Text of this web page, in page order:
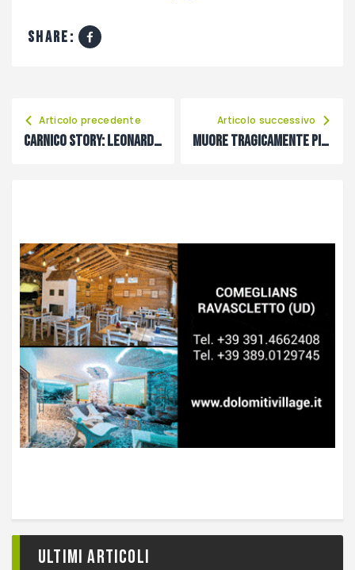
share:
Articolo precedente
Carnico Story: Leonardo Screm
Articolo successivo
Muore tragicamente Pietro Ghidina, guerriero dell’Audax
Ultimi articoli